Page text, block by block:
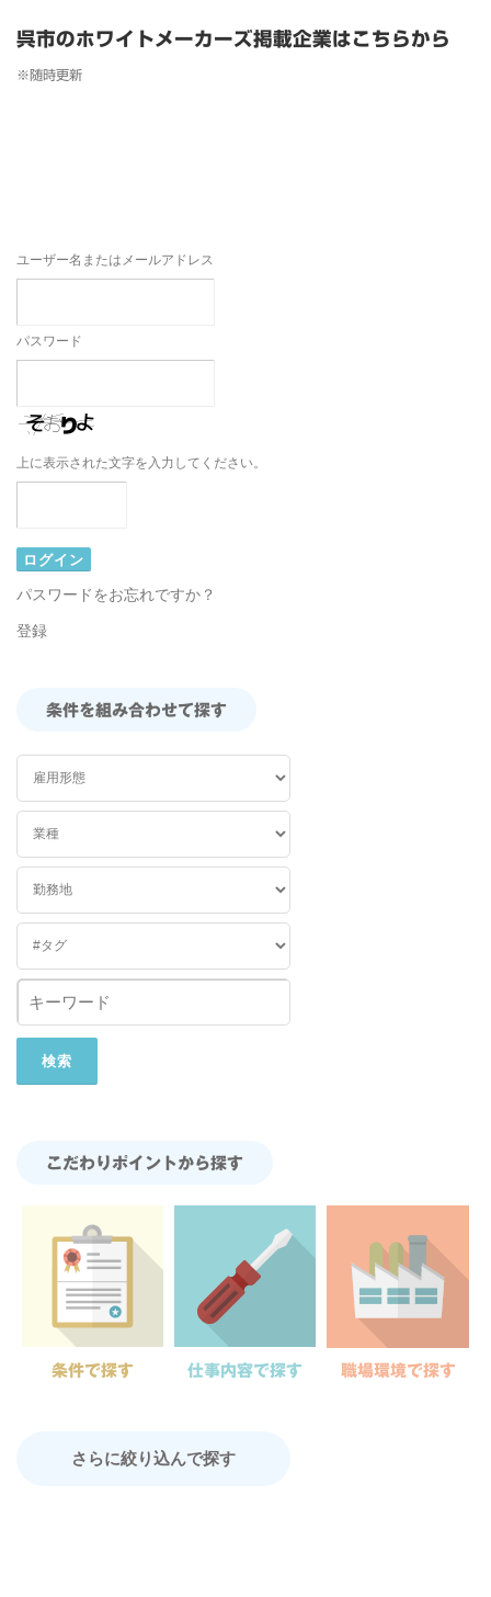
呉市のホワイトメーカーズ掲載企業はこちらから
※随時更新
ユーザー名またはメールアドレス
パスワード
上に表示された文字を入力してください。
パスワードをお忘れですか？
登録
条件を組み合わせて探す
こだわりポイントから探す
条件で探す 仕事内容で探す 職場環境で探す
さらに絞り込んで探す